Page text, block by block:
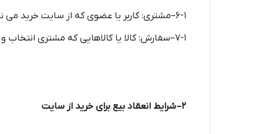
۶-۱–مشتری: کاربر یا عضوی که از سایت خرید می نماید.
۷-۱–سفارش: کالا یا کالاهایی که مشتری انتخاب و با تکمیل فرآیند سفارش گذاری در سایت ، قصد خرید آنها را اعلام می نماید.
۲– شرایط انعقاد بیع برای خرید از سایت